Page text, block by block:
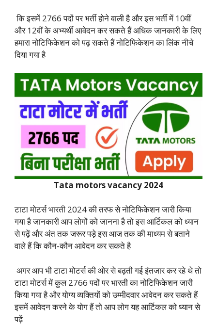
कि इसमें 2766 पदों पर भर्ती होने वाली है और इस भर्ती में 10वीं
और 12वीं के अभ्यर्थी आवेदन कर सकते हैं अधिक जानकारी के लिए
हमारा नोटिफिकेशन को पढ़ सकते हैं नोटिफिकेशन का लिंक नीचे
दिया गया है
Tata motors vacancy 2024
टाटा मोटर्स भारती 2024 की तरफ से नोटिफिकेशन जारी किया
गया है जानकारी आप लोगों को जानना है तो इस आर्टिकल को ध्यान
से पढ़ें और अंत तक जरूर पड़े इस आज तक की माध्यम से बताने
वाले हैं कि कौन-कौन आवेदन कर सकते है
अगर आप भी टाटा मोटर्स की ओर से बढ़ती गई इंतजार कर रहे थे तो
टाटा मोटर्स में कुल 2766 पदों पर भारती का नोटिफिकेशन जारी
किया गया है और योग्य व्यक्तियों को उम्मीदवार आवेदन कर सकते हैं
इसमें आवेदन करने के योग हैं तो आप लोग यह आर्टिकल को ध्यान से
पढ़ें